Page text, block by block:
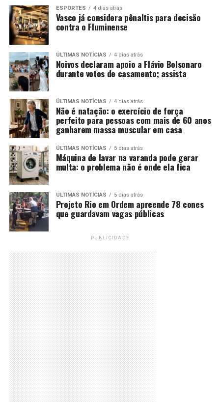
ESPORTES 4 dias atrás
Vasco já considera pênaltis para decisão
contra o Fluminense
ÚLTIMAS NOTÍCIAS 4 dias atrás
Noivos declaram apoio a Flávio Bolsonaro
durante votos de casamento; assista
ÚLTIMAS NOTÍCIAS 4 dias atrás
Não é natação: o exercício de força
perfeito para pessoas com mais de 60 anos
ganharem massa muscular em casa
ÚLTIMAS NOTÍCIAS 5 dias atrás
Máquina de lavar na varanda pode gerar
multa: o problema não é onde ela fica
ÚLTIMAS NOTÍCIAS 5 dias atrás
Projeto Rio em Ordem apreende 78 cones
que guardavam vagas públicas
PUBLICIDADE